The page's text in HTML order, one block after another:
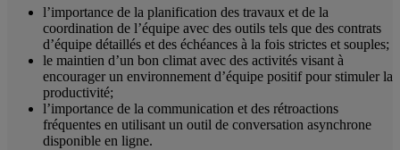
l’importance de la planification des travaux et de la
coordination de l’équipe avec des outils tels que des contrats
d’équipe détaillés et des échéances à la fois strictes et souples;
le maintien d’un bon climat avec des activités visant à
encourager un environnement d’équipe positif pour stimuler la
productivité;
l’importance de la communication et des rétroactions
fréquentes en utilisant un outil de conversation asynchrone
disponible en ligne.